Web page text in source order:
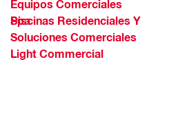
Equipos Comerciales
Piscinas Residenciales Y Spa
Soluciones Comerciales
Light Commercial